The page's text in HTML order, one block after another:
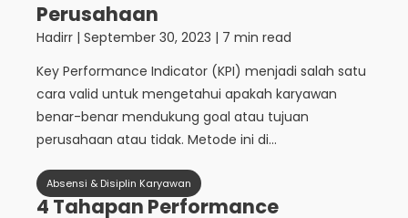
Perusahaan
Hadirr | September 30, 2023 | 7 min read
Key Performance Indicator (KPI) menjadi salah satu
cara valid untuk mengetahui apakah karyawan
benar-benar mendukung goal atau tujuan
perusahaan atau tidak. Metode ini di...
Absensi & Disiplin Karyawan
4 Tahapan Performance